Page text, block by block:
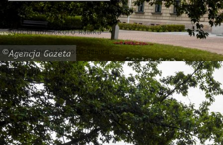
Высшее образование в Польше
Курсы польского языка
Курсы английского языка
Абитуриенту
Каталог общежитий
Университеты Варшавы
Университеты Вроцлава